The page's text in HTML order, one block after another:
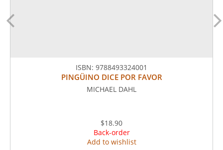
ISBN: 9788493324001
PINGÜINO DICE POR FAVOR
MICHAEL DAHL
$18.90
Back-order
Add to wishlist